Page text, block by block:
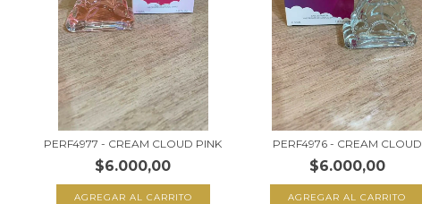
PERF4977 - CREAM CLOUD PINK
$6.000,00
AGREGAR AL CARRITO
PERF4976 - CREAM CLOUD
$6.000,00
AGREGAR AL CARRITO